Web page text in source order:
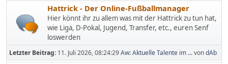
Hattrick - Der Online-Fußballmanager
Hier könnt ihr zu allem was mit der Hattrick zu tun hat,
wie Liga, D-Pokal, Jugend, Transfer, etc., euren Senf
loswerden
Letzter Beitrag: 11. Juli 2026, 08:24:29Aw: Aktuelle Talente im ...vondAb